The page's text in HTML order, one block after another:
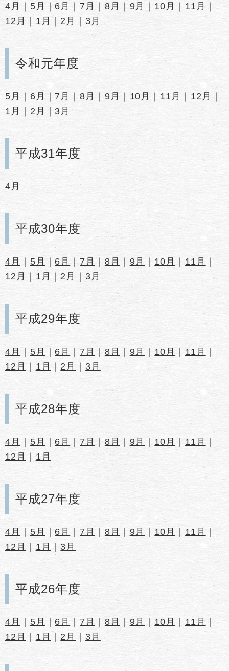
4月 ｜ 5月 ｜ 6月 ｜ 7月 ｜ 8月 ｜ 9月 ｜ 10月 ｜ 11月 ｜
12月 ｜ 1月 ｜ 2月 ｜3月
令和元年度
5月｜ 6月 ｜ 7月 ｜8月 ｜ 9月 ｜ 10月 ｜ 11月 ｜ 12月
｜
1月
｜ 2月 ｜3月
平成31年度
4月
平成30年度
4月 ｜ 5月 ｜ 6月 ｜7月 ｜ 8月 ｜ 9月 ｜ 10月 ｜ 11月
｜
12月
｜ 1月 ｜2月 ｜3月
平成29年度
4月 ｜ 5月 ｜ 6月 ｜ 7月 ｜ 8月 ｜ 9月 ｜ 10月 ｜ 11月
｜
12月
｜ 1月 ｜ 2月 ｜3月
平成28年度
4月 ｜ 5月 ｜ 6月 ｜ 7月 ｜ 8月 ｜ 9月 ｜ 10月 ｜ 11月
｜
12月
｜ 1月
平成27年度
4月 ｜ 5月 ｜ 6月 ｜ 7月 ｜ 8月 ｜ 9月 ｜ 10月 ｜ 11月
｜
12月
｜ 1月 ｜ 3月
平成26年度
4月 ｜ 5月 ｜6月 ｜7月 ｜ 8月 ｜ 9月 ｜ 10月 ｜ 11月 ｜
12月 ｜ 1月 ｜ 2月 ｜ 3月